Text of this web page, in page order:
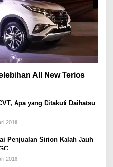
All New Terios
Apa yang Ditakuti Daihatsu
2018
Penjualan Sirion Kalah Jauh
2018